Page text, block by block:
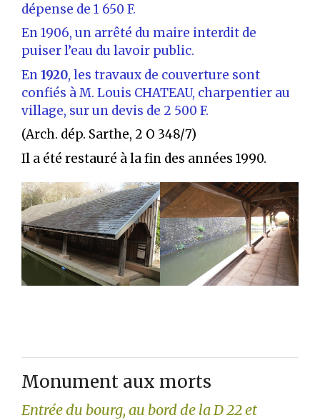
dépense de 1 650 F.
En 1906, un arrêté du maire interdit de
puiser l’eau du lavoir public.
En1920, les travaux de couverture sont
confiés à M. Louis CHATEAU, charpentier au
village, sur un devis de 2 500 F.
(Arch. dép. Sarthe, 2 O 348/7)
Il a été restauré à la fin des années 1990.
Monument aux morts
Entrée du bourg, au bord de la D 22 et